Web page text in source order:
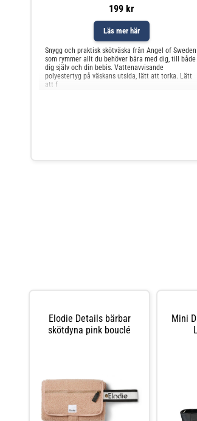
199 kr
Läs mer här
Snygg och praktisk skötväska från Angel of Sweden
som rymmer allt du behöver bära med dig, till både
dig själv och din bebis. Vattenavvisande
polyestertyg på väskans utsida, lätt att torka. Lätt
att f
Elodie Details bärbar
skötdyna pink bouclé
Mini